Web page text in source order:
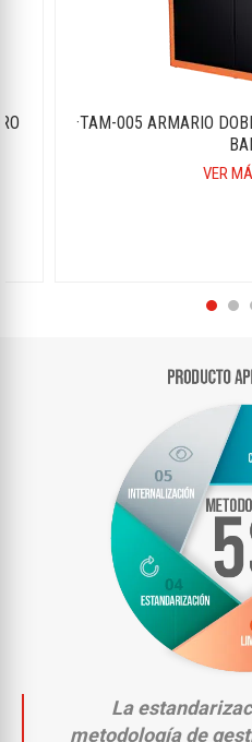
·TAM-005 ARMARIO
VER
La
metodología de